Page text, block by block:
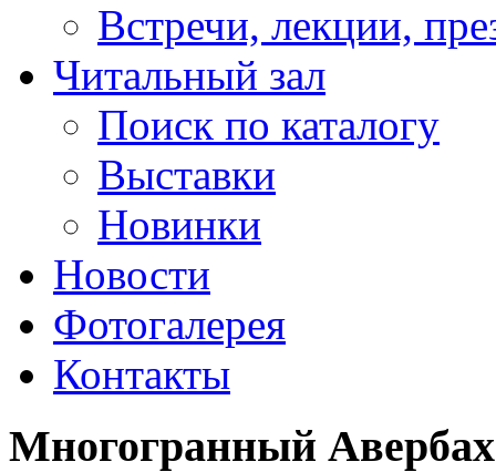
Встречи, лекции,
Читальный зал
Поиск по каталогу
Выставки
Новинки
Новости
Фотогалерея
Контакты
Многогранный Авербах